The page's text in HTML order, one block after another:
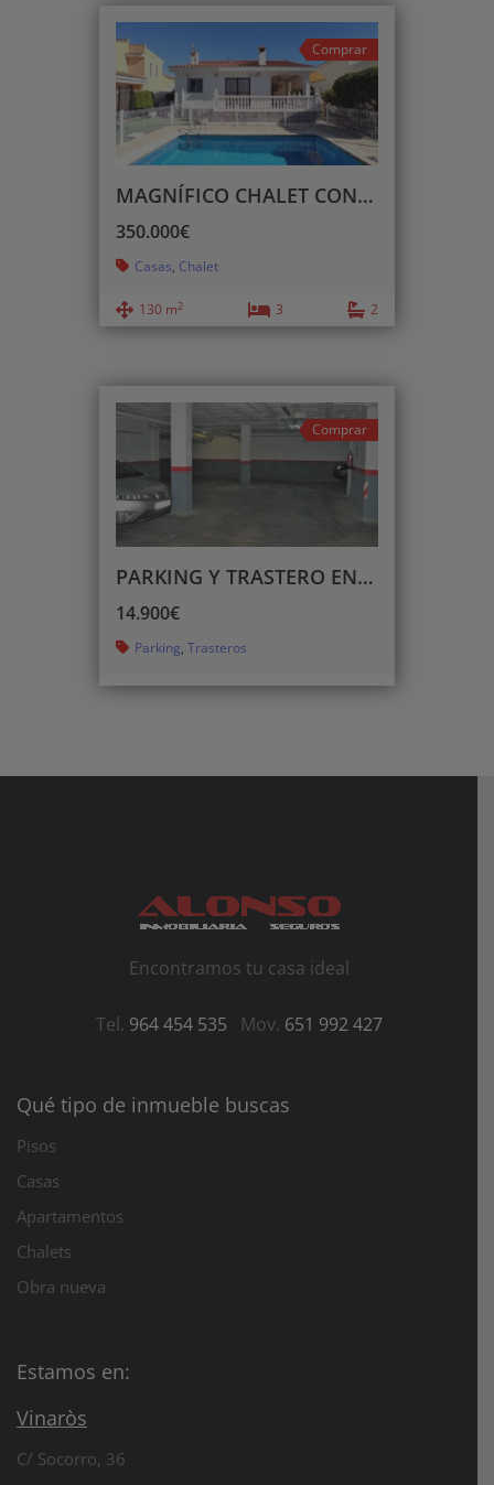
Comprar
MAGNÍFICO CHALET CON PISCINA Y CERCA DE LA PLAYA
350.000€
Casas, Chalet
130 m2 3 2
Comprar
PARKING Y TRASTERO EN VINARÒS
14.900€
Parking, Trasteros
Encontramos tu casa ideal
Tel. 964 454 535 Mov. 651 992 427
Qué tipo de inmueble buscas
Pisos
Casas
Apartamentos
Chalets
Obra nueva
Estamos en:
Vinaròs
C/ Socorro, 36